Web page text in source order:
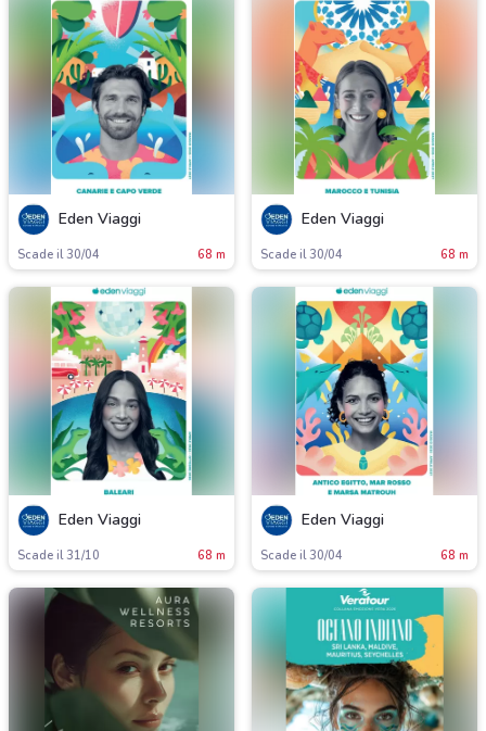
Eden Viaggi
Scade il 30/04 68 m
Eden Viaggi
Scade il 30/04 68 m
Eden Viaggi
Scade il 31/10 68 m
Eden Viaggi
Scade il 30/04 68 m